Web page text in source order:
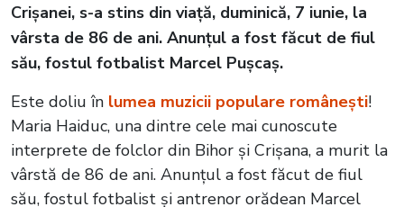
Crișanei, s-a stins din viață, duminică, 7 iunie, la
vârsta de 86 de ani. Anunțul a fost făcut de fiul
său, fostul fotbalist Marcel Pușcaș.
Este doliu în lumea muzicii populare românești!
Maria Haiduc, una dintre cele mai cunoscute
interprete de folclor din Bihor și Crișana, a murit la
vârstă de 86 de ani. Anunțul a fost făcut de fiul
său, fostul fotbalist și antrenor orădean Marcel